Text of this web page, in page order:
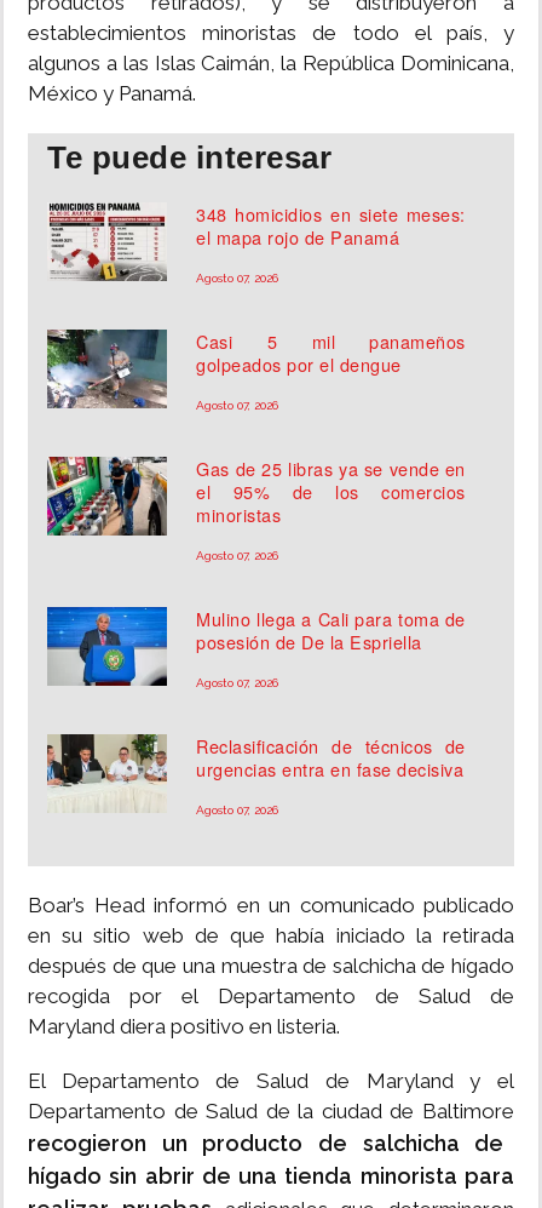
establecimientos minoristas de todo el país, y
algunos a las Islas Caimán, la República Dominicana,
México y Panamá.
Te puede interesar
348 homicidios en siete meses:
el mapa rojo de Panamá
Agosto 07, 2026
Casi 5 mil panameños
golpeados por el dengue
Agosto 07, 2026
Gas de 25 libras ya se vende en
el 95% de los comercios
minoristas
Agosto 07, 2026
Mulino llega a Cali para toma de
posesión de De la Espriella
Agosto 07, 2026
Reclasificación de técnicos de
urgencias entra en fase decisiva
Agosto 07, 2026
Boar’s Head informó en un comunicado publicado
en su sitio web de que había iniciado la retirada
después de que una muestra de salchicha de hígado
recogida por el Departamento de Salud de
Maryland diera positivo en listeria.
El Departamento de Salud de Maryland y el
Departamento de Salud de la ciudad de Baltimore
recogieron un producto de salchicha de
hígado sin abrir de una tienda minorista para